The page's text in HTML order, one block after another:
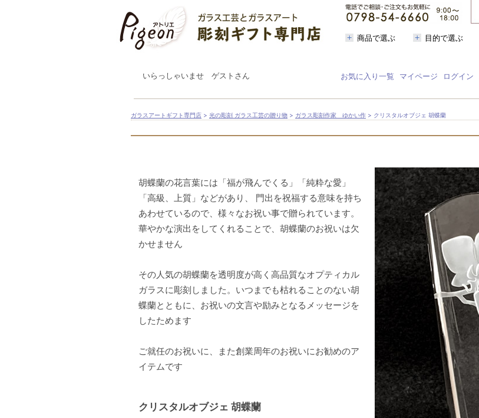
商品で選ぶ 目的で選ぶ
いらっしゃいませ ゲストさん お気に入り一覧 マイページ ログイン
ガラスアートギフト専門店 > 光の彫刻 ガラス工芸の贈り物 > ガラス彫刻作家 ゆかい作 > クリスタルオブジェ 胡蝶蘭
胡蝶蘭の花言葉には「福が飛んでくる」「純粋な愛」
「高級、上質」などがあり、 門出を祝福する意味を持ち
あわせているので、様々なお祝い事で贈られています。
華やかな演出をしてくれることで、胡蝶蘭のお祝いは欠
かせません
その人気の胡蝶蘭を透明度が高く高品質なオプティカル
ガラスに彫刻しました。いつまでも枯れることのない胡
蝶蘭とともに、お祝いの文言や励みとなるメッセージを
したためます
ご就任のお祝いに、また創業周年のお祝いにお勧めのア
イテムです
クリスタルオブジェ 胡蝶蘭